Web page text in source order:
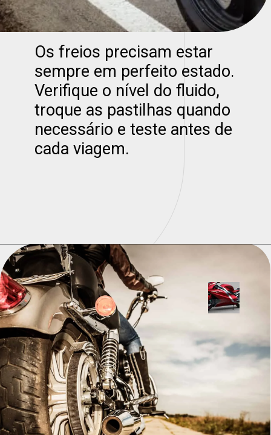
Os freios precisam estar
sempre em perfeito estado.
Verifique o nível do fluido,
troque as pastilhas quando
necessário e teste antes de
cada viagem.
Opening